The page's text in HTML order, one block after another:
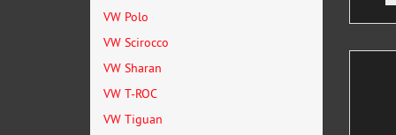
VW Polo
VW Scirocco
VW Sharan
VW T-ROC
VW Tiguan